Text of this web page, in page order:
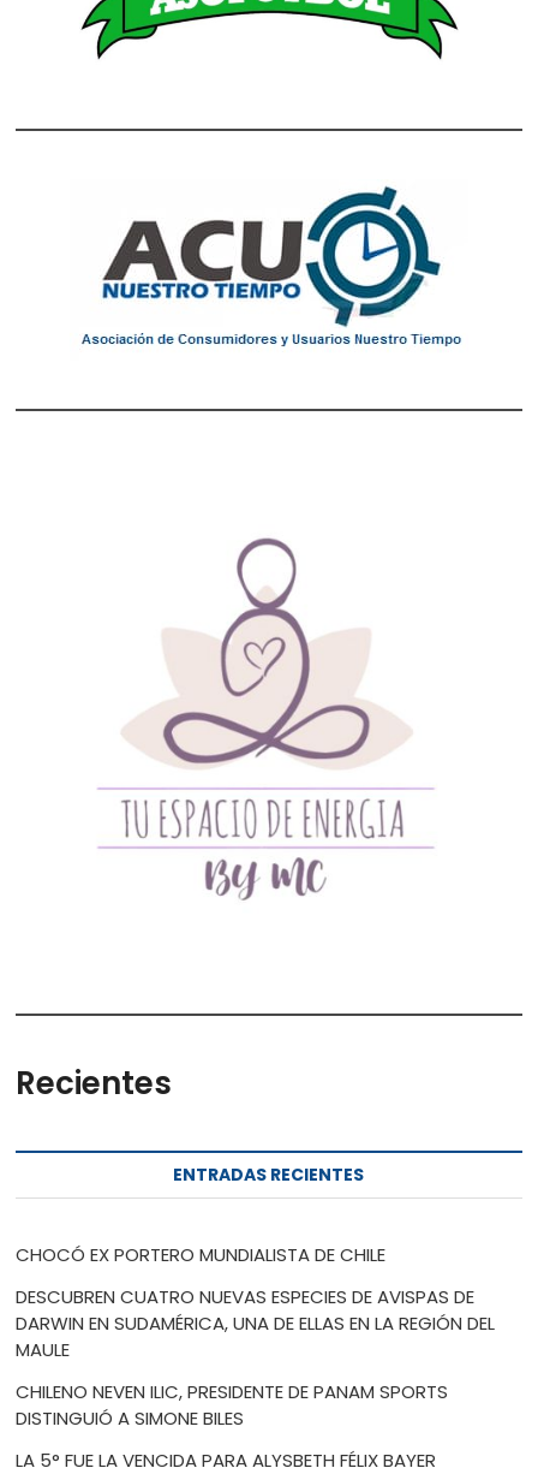
Recientes
ENTRADAS RECIENTES
CHOCÓ EX PORTERO MUNDIALISTA DE CHILE
DESCUBREN CUATRO NUEVAS ESPECIES DE AVISPAS DE
DARWIN EN SUDAMÉRICA, UNA DE ELLAS EN LA REGIÓN DEL
MAULE
CHILENO NEVEN ILIC, PRESIDENTE DE PANAM SPORTS
DISTINGUIÓ A SIMONE BILES
LA 5° FUE LA VENCIDA PARA ALYSBETH FÉLIX BAYER